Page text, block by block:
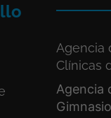
Agencia
Clínicas
Agencia